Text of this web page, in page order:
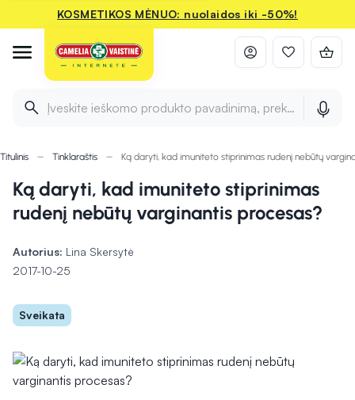
KOSMETIKOS MĖNUO: nuolaidos iki -50%!
Įveskite ieškomo produkto pavadinimą, prekės ženklą ir
Titulinis Tinklaraštis Ką daryti, kad imuniteto stiprinimas rudenį nebūtų
Ką daryti, kad imuniteto stiprinimas
rudenį nebūtų varginantis procesas?
Autorius: Lina Skersytė
2017-10-25
Sveikata